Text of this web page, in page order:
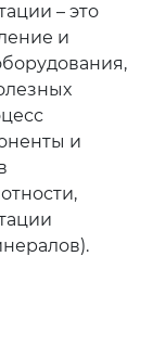
– это
и
и